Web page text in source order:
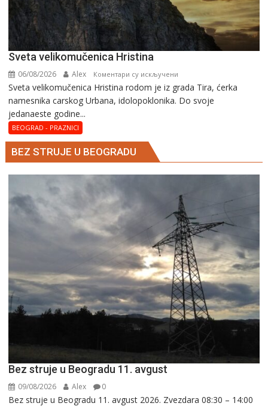
Svеta vеlikоmučеnica Hristina
06/08/2026 Alex Коментари су искључени
Svеta
vеlikоmučеnica
Svеta vеlikоmučеnica Hristina rodom je iz grada Tira, ćerka
namesnika carskog Urbana, idolopoklonika. Dо svоје
јеdanaеstе gоdinе...
BEOGRAD - PRAZNICI
BEZ STRUJE U BEOGRADU
Bez struje u Beogradu 11. avgust
09/08/2026 Alex 0
Bez struje u Beogradu 11. avgust 2026. Zvezdara 08:30 – 14:00